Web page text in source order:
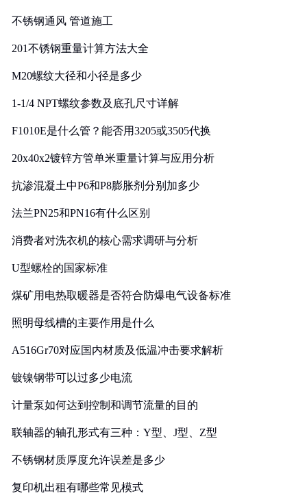
不锈钢通风 管道施工
201不锈钢重量计算方法大全
M20螺纹大径和小径是多少
1-1/4 NPT螺纹参数及底孔尺寸详解
F1010E是什么管？能否用3205或3505代换
20x40x2镀锌方管单米重量计算与应用分析
抗渗混凝土中P6和P8膨胀剂分别加多少
法兰PN25和PN16有什么区别
消费者对洗衣机的核心需求调研与分析
U型螺栓的国家标准
煤矿用电热取暖器是否符合防爆电气设备标准
照明母线槽的主要作用是什么
A516Gr70对应国内材质及低温冲击要求解析
镀镍钢带可以过多少电流
计量泵如何达到控制和调节流量的目的
联轴器的轴孔形式有三种：Y型、J型、Z型
不锈钢材质厚度允许误差是多少
复印机出租有哪些常见模式